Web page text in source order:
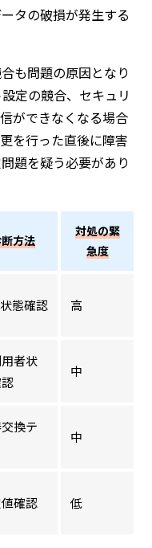
タの破損が発生する
も問題の原因となり
定の競合、セキュリ
ができなくなる場合
を行った直後に障害
題を疑う必要があり
方法
対処の緊
急度
態確認 高
者状
中
換テ
中
確認 低